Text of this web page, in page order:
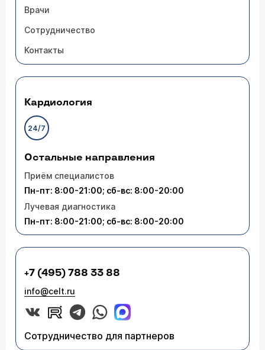
Врачи
Сотрудничество
Контакты
Кардиология
24/7
Остальные направления
Приём специалистов
Пн-пт: 8:00-21:00; сб-вс: 8:00-20:00
Лучевая диагностика
Пн-пт: 8:00-21:00; сб-вс: 8:00-20:00
+7 (495) 788 33 88
info@celt.ru
Сотрудничество для партнеров